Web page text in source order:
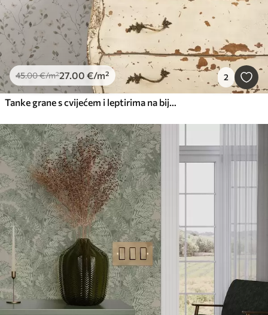
45.00€/m²27.00 €/m² 2
Tanke grane s cvijećem i leptirima na bijeloj pozadini